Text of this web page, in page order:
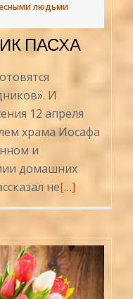
людьми
ПАСХА
И
12 апреля
храма Иосафа
и
домашних
неЧитать
больше
праздник
Пасха
[…]